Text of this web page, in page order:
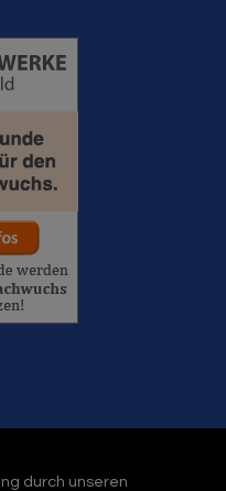
durch unseren